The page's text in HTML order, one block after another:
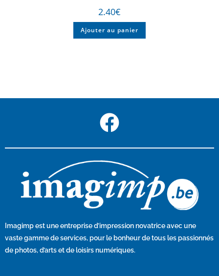
2.40€
Ajouter au panier
Imagimpest une entreprise d’impression novatrice avec une
vaste gamme de services, pour le bonheur de tous les passionnés
de photos, d’arts et de loisirs numériques.